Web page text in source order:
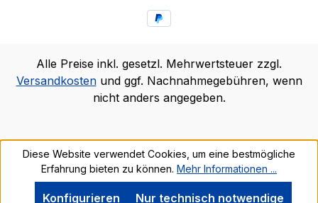
Alle Preise inkl. gesetzl. Mehrwertsteuer zzgl.
Versandkostenund ggf. Nachnahmegebühren, wenn
nicht anders angegeben.
Diese Website verwendet Cookies, um eine bestmögliche
Erfahrung bieten zu können. Mehr Informationen ...
Nur technisch notwendige
Konfigurieren